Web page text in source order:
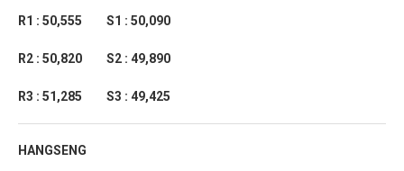
R1 : 50,555 S1 : 50,090
R2 : 50,820 S2 : 49,890
R3 : 51,285 S3 : 49,425
HANGSENG